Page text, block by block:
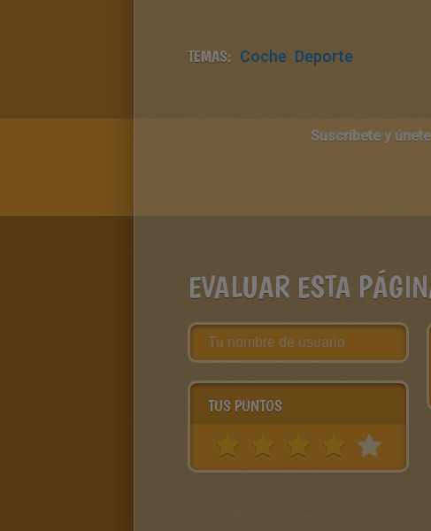
TEMAS: Coche Deporte
Suscríbete y
EVALUAR ESTA
TUS PUNTOS